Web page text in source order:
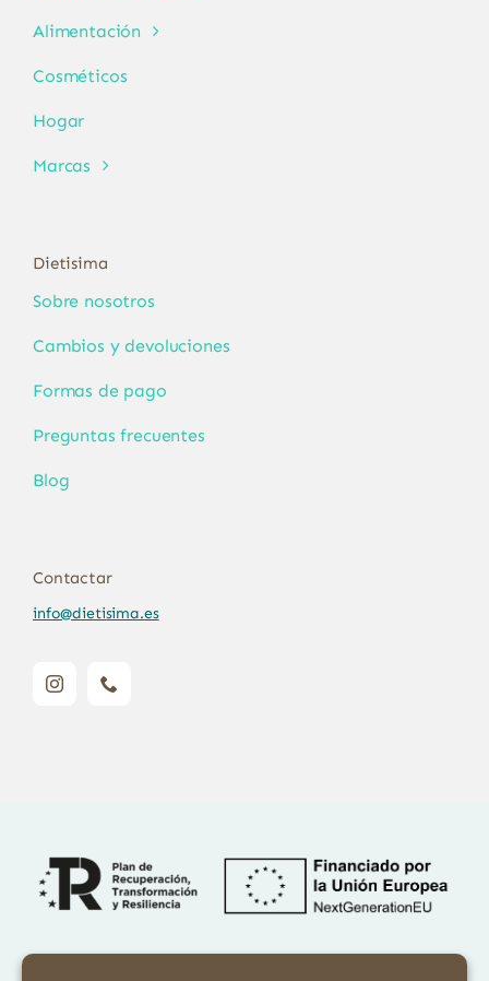
Alimentación
Cosméticos
Hogar
Marcas
Dietisima
Sobre nosotros
Cambios y devoluciones
Formas de pago
Preguntas frecuentes
Blog
Contactar
info@dietisima.es
Financiado por la Unión Europea – NextGenerationEU. Sin embargo,